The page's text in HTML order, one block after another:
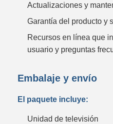
Actualizaciones y
Garantía del producto y
Recursos en línea que
usuario y preguntas
Embalaje y envío
El paquete incluye:
Unidad de televisión